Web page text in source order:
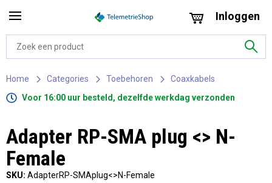
Inloggen
Home Categories Toebehoren
Coaxkabels
Voor 16:00 uur besteld, dezelfde werkdag verzonden
Adapter RP-SMA plug <> N-
Female
SKU: AdapterRP-SMAplug<>N-Female